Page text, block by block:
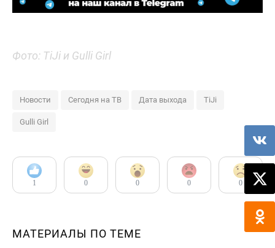
Фото: TiJi и Gulli Girl
Новости Сегодня на ТВ Дата выхода TiJi
Gulli Girl
1 0 0 0 0
МАТЕРИАЛЫ ПО ТЕМЕ